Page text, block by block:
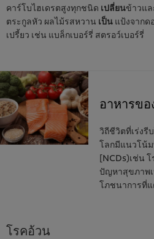
คาร์โบไฮเดรตสูงทุกชนิด เปลี่ยนข้าวแ
ตระกูลหัว ผลไม้รสหวาน เป็น แป้งจากด
เปรี้ยว เช่น แบล็กเบอร์รี่ สตรอว์เบอร์รี่
อาหารข
วิถีชีวิตที่เร่งรี
โลกมีแนวโน้
[NCDs)เช่น
ปัญหาสุขภาพ
โภชนาการที่
โรคอ้วน